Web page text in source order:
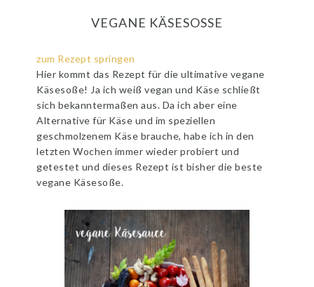
VEGANE KÄSESOSSE
zum Rezept springen
Hier kommt das Rezept für die ultimative vegane
Käsesoße! Ja ich weiß vegan und Käse schließt
sich bekanntermaßen aus. Da ich aber eine
Alternative für Käse und im speziellen
geschmolzenem Käse brauche, habe ich in den
letzten Wochen immer wieder probiert und
getestet und dieses Rezept ist bisher die beste
vegane Käsesoße.